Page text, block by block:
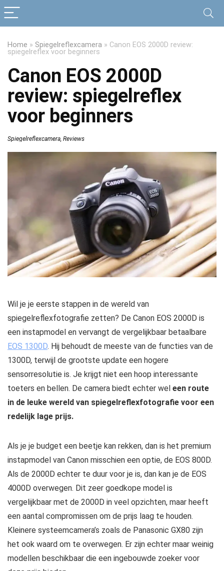
Home » Spiegelreflexcamera » Canon EOS 2000D review:
spiegelreflex voor beginners
Canon EOS 2000D
review: spiegelreflex
voor beginners
Spiegelreflexcamera, Reviews
Wil je je eerste stappen in de wereld van
spiegelreflexfotografie zetten? De Canon EOS 2000D is
een instapmodel en vervangt de vergelijkbaar betaalbare
EOS 1300D. Hij behoudt de meeste van de functies van de
1300D, terwijl de grootste update een hogere
sensorresolutie is. Je krijgt niet een hoop interessante
toeters en bellen. De camera biedt echter wel een route
in de leuke wereld van spiegelreflexfotografie voor een
redelijk lage prijs.
Als je je budget een beetje kan rekken, dan is het premium
instapmodel van Canon misschien een optie, de EOS 800D.
Als de 2000D echter te duur voor je is, dan kan je de EOS
4000D overwegen. Dit zeer goedkope model is
vergelijkbaar met de 2000D in veel opzichten, maar heeft
een aantal compromissen om de prijs laag te houden.
Kleinere systeemcamera’s zoals de Panasonic GX80 zijn
het ook waard om te overwegen. Er zijn echter maar weinig
modellen beschikbaar die een ingebouwde zoeker voor